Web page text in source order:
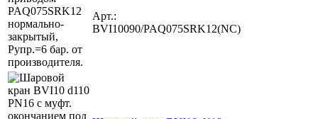
Арт.:
BVI10090/PAQ075SRK12(NC)